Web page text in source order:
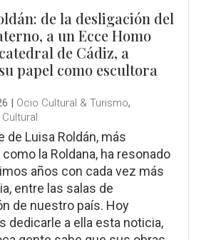
de la desligación del
a un Ecce Homo
de Cádiz, a
papel como escultora
| Ocio Cultural & Turismo,
de Luisa Roldán, más
la Roldana, ha resonado
años con cada vez más
entre las salas de
de nuestro país. Hoy
dedicarle a ella esta noticia,